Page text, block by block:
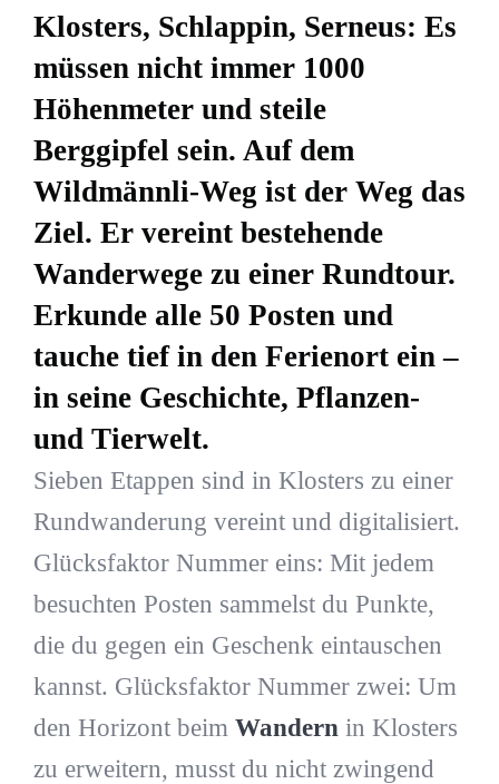
Klosters, Schlappin, Serneus: Es
müssen nicht immer 1000
Höhenmeter und steile
Berggipfel sein. Auf dem
Wildmännli-Weg ist der Weg das
Ziel. Er vereint bestehende
Wanderwege zu einer Rundtour.
Erkunde alle 50 Posten und
tauche tief in den Ferienort ein –
in seine Geschichte, Pflanzen-
und Tierwelt.
Sieben Etappen sind in Klosters zu einer
Rundwanderung vereint und digitalisiert.
Glücksfaktor Nummer eins: Mit jedem
besuchten Posten sammelst du Punkte,
die du gegen ein Geschenk eintauschen
kannst. Glücksfaktor Nummer zwei: Um
den Horizont beim Wandern in Klosters
zu erweitern, musst du nicht zwingend